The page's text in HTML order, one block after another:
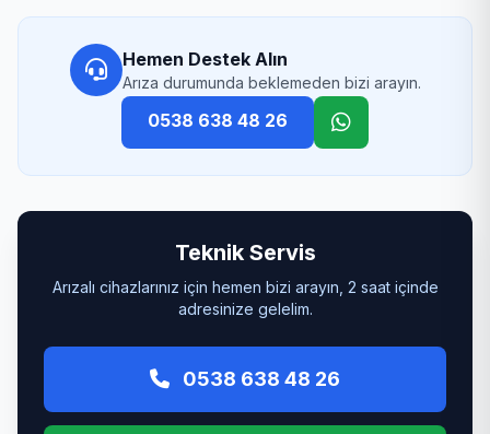
Hemen Destek Alın
Arıza durumunda beklemeden bizi arayın.
0538 638 48 26
Teknik Servis
Arızalı cihazlarınız için hemen bizi arayın, 2 saat içinde
adresinize gelelim.
0538 638 48 26